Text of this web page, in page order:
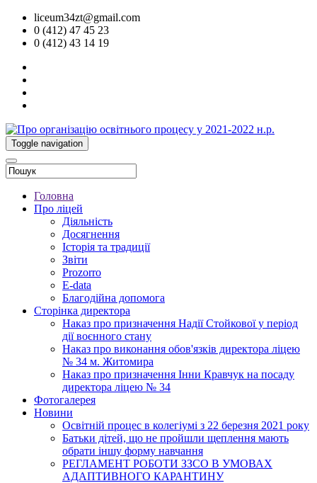
liceum34zt@gmail.com
0 (412) 47 45 23
0 (412) 43 14 19
Toggle navigation
Головна
Про ліцей
Діяльність
Досягнення
Історія та традиції
Звіти
Prozorro
E-data
Благодійна допомога
Сторінка директора
Наказ про призначення Надії Стойкової у період
дії воєнного стану
Наказ про виконання обов'язків директора ліцею
№ 34 м. Житомира
Наказ про призначення Інни Кравчук на посаду
директора ліцею № 34
Фотогалерея
Новини
Освітній процес в колегіумі з 22 березня 2021 року
Батьки дітей, що не пройшли щеплення мають
обрати іншу форму навчання
РЕГЛАМЕНТ РОБОТИ ЗЗСО В УМОВАХ
АДАПТИВНОГО КАРАНТИНУ